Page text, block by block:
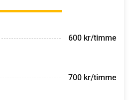
600 kr/timme
700 kr/timme